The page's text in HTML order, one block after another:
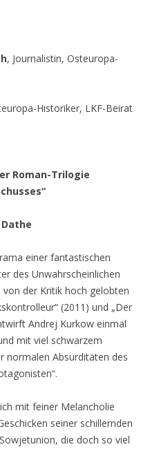
, Journalistin, Osteuropa-
Historiker, LKF-Beirat
Roman-Trilogie
einer fantastischen
des Unwahrscheinlichen
von der Kritik hoch gelobten
(2011) und „Der
Andrej Kurkow einmal
mit viel schwarzem
normalen Absurditäten des
mit feiner Melancholie
seiner schillernden
die doch so viel